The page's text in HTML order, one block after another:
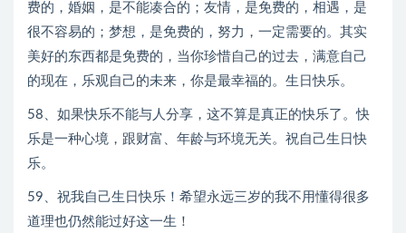
费的，婚姻，是不能凑合的；友情，是免费的，相遇，是
很不容易的；梦想，是免费的，努力，一定需要的。其实
美好的东西都是免费的，当你珍惜自己的过去，满意自己
的现在，乐观自己的未来，你是最幸福的。生日快乐。
58、如果快乐不能与人分享，这不算是真正的快乐了。快
乐是一种心境，跟财富、年龄与环境无关。祝自己生日快
乐。
59、祝我自己生日快乐！希望永远三岁的我不用懂得很多
道理也仍然能过好这一生！